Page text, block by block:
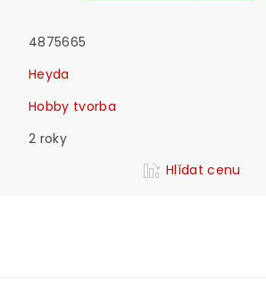
4875665
Heyda
Hobby tvorba
2 roky
Hlídat cenu